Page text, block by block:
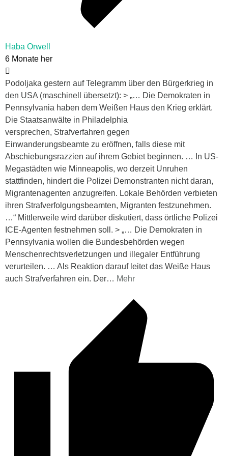
Haba Orwell
6 Monate her
Podoljaka gestern auf Telegramm über den Bürgerkrieg in
den USA (maschinell übersetzt): > „… Die Demokraten in
Pennsylvania haben dem Weißen Haus den Krieg erklärt.
Die Staatsanwälte in Philadelphia
versprechen, Strafverfahren gegen
Einwanderungsbeamte zu eröffnen, falls diese mit
Abschiebungsrazzien auf ihrem Gebiet beginnen. … In US-
Megastädten wie Minneapolis, wo derzeit Unruhen
stattfinden, hindert die Polizei Demonstranten nicht daran,
Migrantenagenten anzugreifen. Lokale Behörden verbieten
ihren Strafverfolgungsbeamten, Migranten festzunehmen.
…“ Mittlerweile wird darüber diskutiert, dass örtliche Polizei
ICE-Agenten festnehmen soll. > „… Die Demokraten in
Pennsylvania wollen die Bundesbehörden wegen
Menschenrechtsverletzungen und illegaler Entführung
verurteilen. … Als Reaktion darauf leitet das Weiße Haus
auch Strafverfahren ein. Der… Mehr